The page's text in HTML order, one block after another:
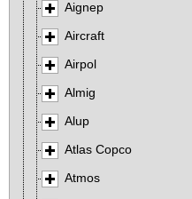
Aignep
Aircraft
Airpol
Almig
Alup
Atlas Copco
Atmos